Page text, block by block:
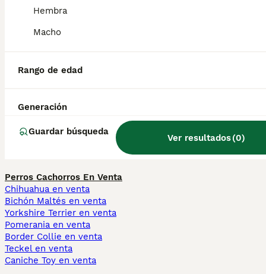
Hembra
Macho
Rango de edad
Generación
Guardar búsqueda
Ver resultados(0)
Bruselas en España?
de familia?
¿Qué raza de perro es el
grifón belga?
Perros Cachorros En Venta
Chihuahua en venta
Bichón Maltés en venta
Yorkshire Terrier en venta
Pomerania en venta
Border Collie en venta
Teckel en venta
Caniche Toy en venta